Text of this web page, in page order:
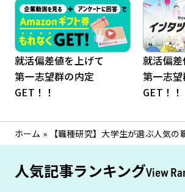
就活偏差値を上げて
第一志望群の内定
GET！！
就活偏
第一志
GET！！
ホーム » 【職種研究】大学生が選ぶ人気
人気記事ランキングView